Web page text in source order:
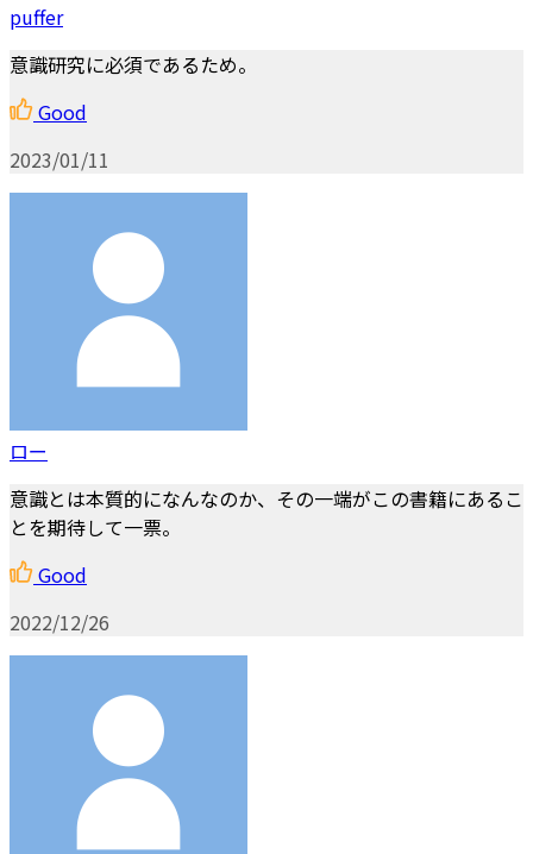
puffer
意識研究に必須であるため。
Good
2023/01/11
ロー
意識とは本質的になんなのか、その一端がこの書籍にあるこ
とを期待して一票。
Good
2022/12/26